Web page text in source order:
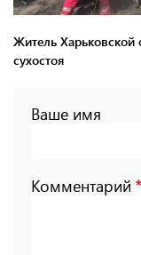
Житель Харьковской
сухостоя
Ваше имя
Комментарий